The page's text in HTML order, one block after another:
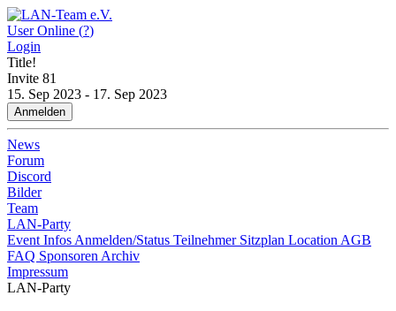
User Online (?)
Login
Title!
Invite 81
15. Sep 2023 - 17. Sep 2023
Anmelden
News
Forum
Discord
Bilder
Team
LAN-Party
Event Infos Anmelden/Status Teilnehmer Sitzplan Location AGB
FAQ Sponsoren Archiv
Impressum
LAN-Party